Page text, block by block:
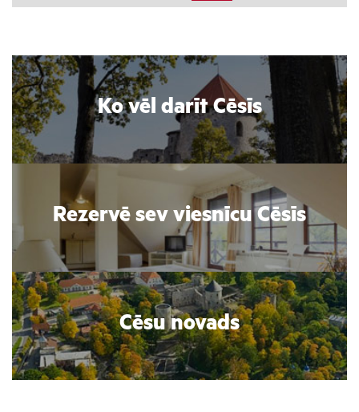
Ko vēl darīt Cēsīs
Rezervē sev viesnīcu Cēsīs
Cēsu novads